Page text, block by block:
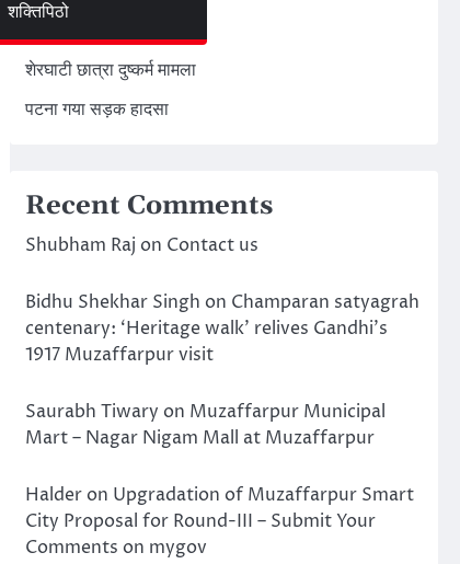
शक्तिपिठो
शेरघाटी छात्रा दुष्कर्म मामला
पटना गया सड़क हादसा
Recent Comments
Shubham Raj on Contact us
Bidhu Shekhar Singh on Champaran satyagrah
centenary: ‘Heritage walk’ relives Gandhi’s
1917 Muzaffarpur visit
Saurabh Tiwary on Muzaffarpur Municipal
Mart – Nagar Nigam Mall at Muzaffarpur
Halderon Upgradation of Muzaffarpur Smart
City Proposal for Round-III – Submit Your
Comments on mygov